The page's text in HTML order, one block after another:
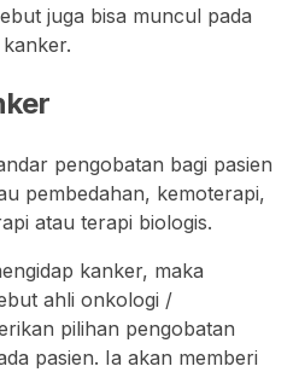
juga bisa muncul pada
pengobatan bagi pasien
pembedahan, kemoterapi,
atau terapi biologis.
kanker, maka
ahli onkologi /
pilihan pengobatan
pasien. Ia akan memberi